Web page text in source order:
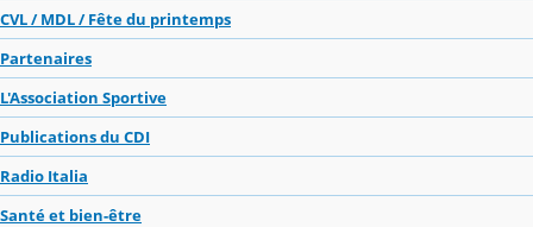
CVL / MDL / Fête du printemps
Partenaires
L'Association Sportive
Publications du CDI
Radio Italia
Santé et bien-être